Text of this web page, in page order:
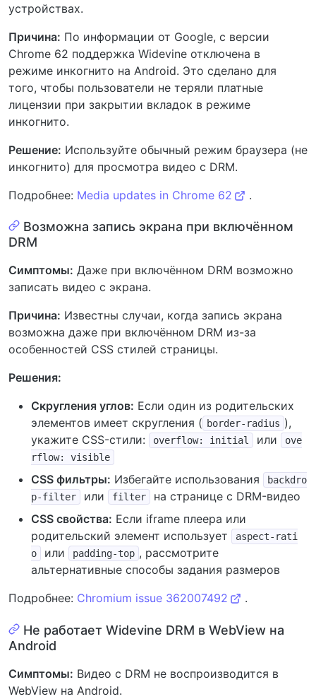
устройствах.
Причина: По информации от Google, с версии
Chrome 62 поддержка Widevine отключена в
режиме инкогнито на Android. Это сделано для
того, чтобы пользователи не теряли платные
лицензии при закрытии вкладок в режиме
инкогнито.
Решение: Используйте обычный режим браузера (не
инкогнито) для просмотра видео с DRM.
Подробнее: Media updates in Chrome 62 .
Возможна запись экрана при включённом
DRM
Симптомы: Даже при включённом DRM возможно
записать видео с экрана.
Причина: Известны случаи, когда запись экрана
возможна даже при включённом DRM из-за
особенностей CSS стилей страницы.
Решения:
Скругления углов: Если один из родительских
элементов имеет скругления ( border-radius ),
укажите CSS-стили:
overflow: initial или
ove
rflow: visible
CSS фильтры: Избегайте использования
backdro
p-filter
или filter
на странице с DRM-видео
CSS свойства: Если iframe плеера или
родительский элемент использует
aspect-rati
o
или padding-top , рассмотрите
альтернативные способы задания размеров
Подробнее: Chromium issue 362007492 .
Не работает Widevine DRM в WebView на
Android
Симптомы: Видео с DRM не воспроизводится в
WebView на Android.